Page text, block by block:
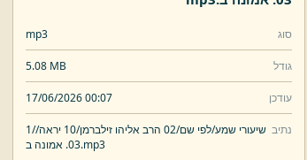
סוג mp3
גודל 5.08 MB
עודכן 17/06/2026 00:07
נתיב שיעורי שמע/לפי שם/02 הרב אליהו זילברמן/ 10 יראה/
1/
03.אמונה ב.mp3